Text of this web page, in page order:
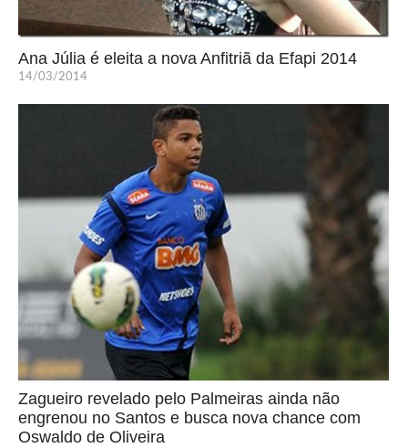
Ana Júlia é eleita a nova Anfitriã da Efapi 2014
14/03/2014
Zagueiro revelado pelo Palmeiras ainda não
engrenou no Santos e busca nova chance com
Oswaldo de Oliveira